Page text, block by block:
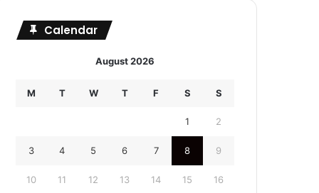
Calendar
August 2026
M T W T F S S
1 2
3 4 5 6 7 8 9
10 11 12 13 14 15 16